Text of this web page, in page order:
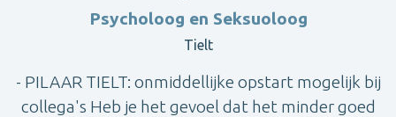
Psycholoog en Seksuoloog
Tielt
- PILAAR TIELT: onmiddellijke opstart mogelijk bij
collega's Heb je het gevoel dat het minder goed